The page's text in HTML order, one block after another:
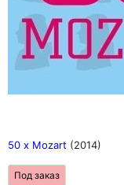
50 x Mozart (2014)
Под заказ